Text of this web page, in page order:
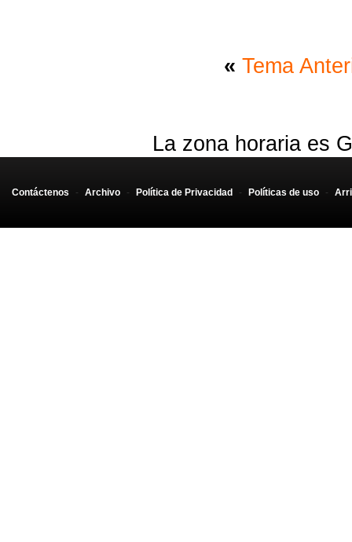
« Tema
La zona horaria es
Contáctenos - Archivo - Política de Privacidad - Políticas de uso -